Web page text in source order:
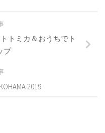
トミカ＆おうちでト
プ
2019